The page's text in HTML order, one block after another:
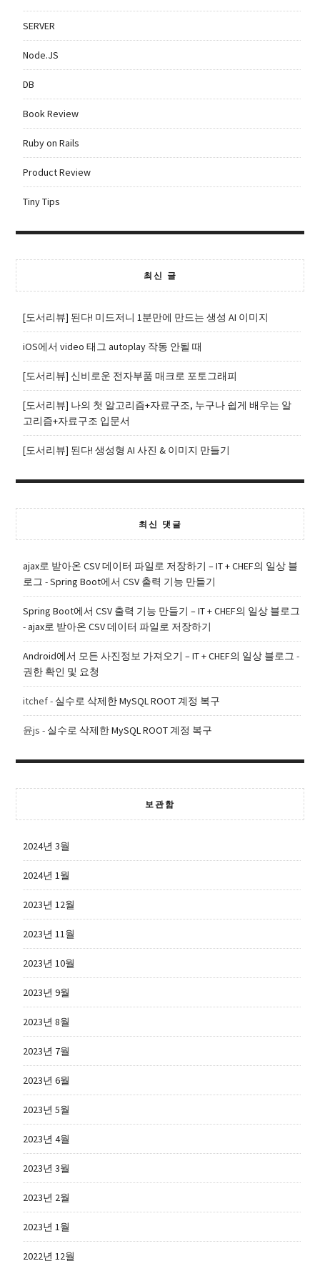
SERVER
Node.JS
DB
Book Review
Ruby on Rails
Product Review
Tiny Tips
최신 글
[도서리뷰] 된다! 미드저니 1분만에 만드는 생성 AI 이미지
iOS에서 video 태그 autoplay 작동 안될 때
[도서리뷰] 신비로운 전자부품 매크로 포토그래피
[도서리뷰] 나의 첫 알고리즘+자료구조, 누구나 쉽게 배우는 알
고리즘+자료구조 입문서
[도서리뷰] 된다! 생성형 AI 사진 & 이미지 만들기
최신 댓글
ajax로 받아온 CSV 데이터 파일로 저장하기 – IT + CHEF의 일상 블
로그 -Spring Boot에서 CSV 출력 기능 만들기
Spring Boot에서 CSV 출력 기능 만들기 – IT + CHEF의 일상 블로그
-ajax로 받아온 CSV 데이터 파일로 저장하기
Android에서 모든 사진정보 가져오기 – IT + CHEF의 일상 블로그 -
권한 확인 및 요청
itchef- 실수로 삭제한 MySQL ROOT 계정 복구
윤js - 실수로 삭제한 MySQL ROOT 계정 복구
보관함
2024년 3월
2024년 1월
2023년 12월
2023년 11월
2023년 10월
2023년 9월
2023년 8월
2023년 7월
2023년 6월
2023년 5월
2023년 4월
2023년 3월
2023년 2월
2023년 1월
2022년 12월